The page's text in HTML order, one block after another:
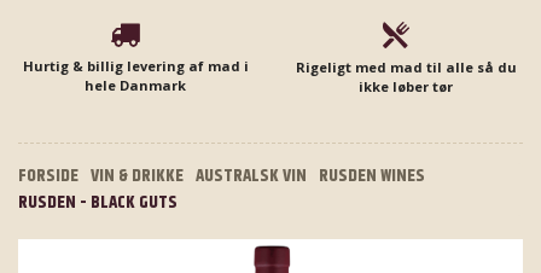
Hurtig & billig levering af mad i
hele Danmark
Rigeligt med mad til alle så du
ikke løber tør
FORSIDE VIN & DRIKKE AUSTRALSK VIN RUSDEN WINES
RUSDEN - BLACK GUTS